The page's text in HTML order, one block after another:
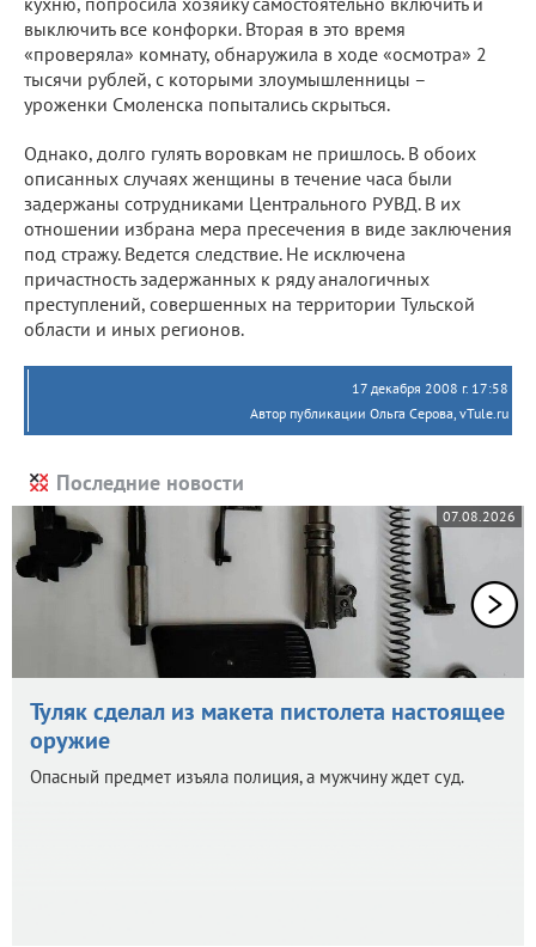
выключить все конфорки. Вторая в это время
«проверяла» комнату, обнаружила в ходе «осмотра» 2
тысячи рублей, с которыми злоумышленницы –
уроженки Смоленска попытались скрыться.
Однако, долго гулять воровкам не пришлось. В обоих
описанных случаях женщины в течение часа были
задержаны сотрудниками Центрального РУВД. В их
отношении избрана мера пресечения в виде заключения
под стражу. Ведется следствие. Не исключена
причастность задержанных к ряду аналогичных
преступлений, совершенных на территории Тульской
области и иных регионов.
17 декабря 2008 г. 17:58
Автор публикации Ольга Серова, vTule.ru
Последние новости
07.08.2026
Туляк сделал из макета пистолета настоящее
оружие
Опасный предмет изъяла полиция, а мужчину ждет суд.